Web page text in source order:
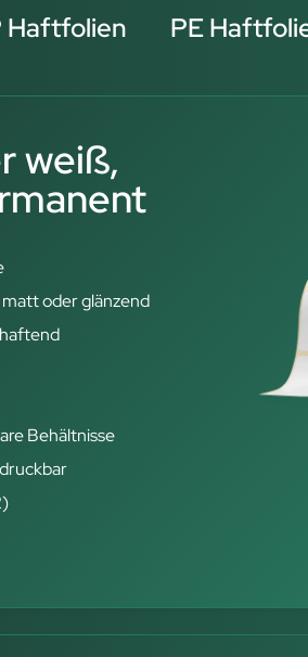
Haftfolien PE
weiß,
oder glänzend
Behältnisse